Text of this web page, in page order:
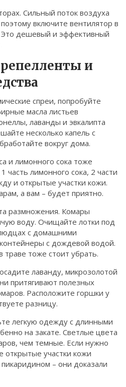
Сильный поток воздуха
включите вентилятор в
Это дешевый и эффективный
и
спреи, попробуйте
масла листьев
лаванды и эвкалипта
несколько капель с
вокруг дома.
и лимонного сока тоже
часть лимонного сока, 2 части
и открытые участки кожи.
а вам – будет приятно.
размножения. Комары
воду. Очищайте лотки под
с домашними
с дождевой водой.
траве тоже стоит убрать.
лаванду, микрозолотой
притягивают полезных
Расположите горшки у
разницу.
легкую одежду с длинными
на закате. Светлые цвета
чем темные. Если нужно
открытые участки кожи
– они доказали